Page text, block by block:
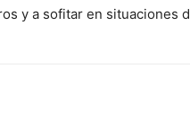
y a sofitar en situaciones